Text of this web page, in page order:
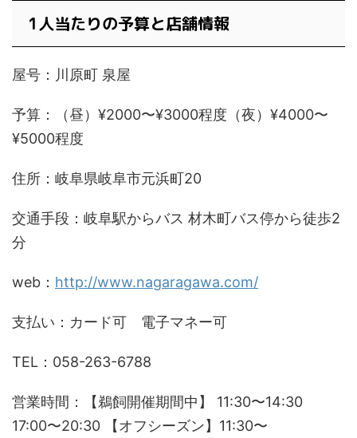
1人当たりの予算と店舗情報
屋号：川原町 泉屋
予算：（昼）¥2000〜¥3000程度（夜）¥4000〜
¥5000程度
住所：岐阜県岐阜市元浜町20
交通手段：岐阜駅からバス 材木町バス停から徒歩2
分
web： http://www.nagaragawa.com/
支払い：カード可 電子マネー可
TEL：058-263-6788
営業時間：【鵜飼開催期間中】 11:30〜14:30
17:00〜20:30 【オフシーズン】11:30〜